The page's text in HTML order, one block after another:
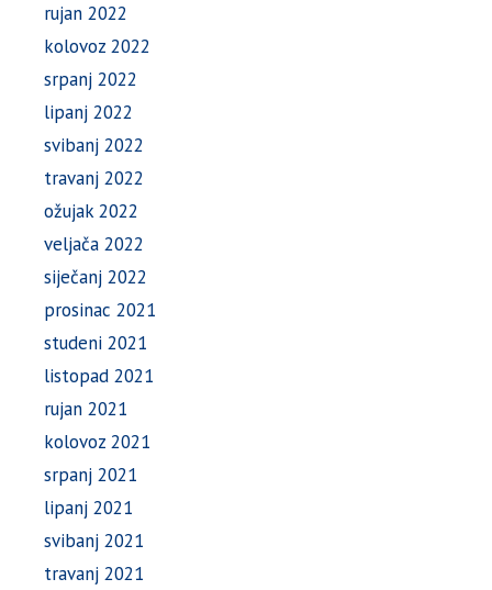
rujan 2022
kolovoz 2022
srpanj 2022
lipanj 2022
svibanj 2022
travanj 2022
ožujak 2022
veljača 2022
siječanj 2022
prosinac 2021
studeni 2021
listopad 2021
rujan 2021
kolovoz 2021
srpanj 2021
lipanj 2021
svibanj 2021
travanj 2021